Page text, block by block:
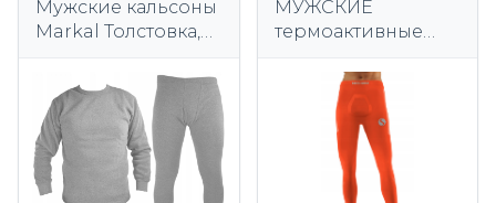
Мужские кальсоны
Markal Толстовка,
Утепленные
брюки, серый
МУЖСКИЕ
термоактивные
брюки, ЛЕГИНСЫ
Sesto Senso *L/XL